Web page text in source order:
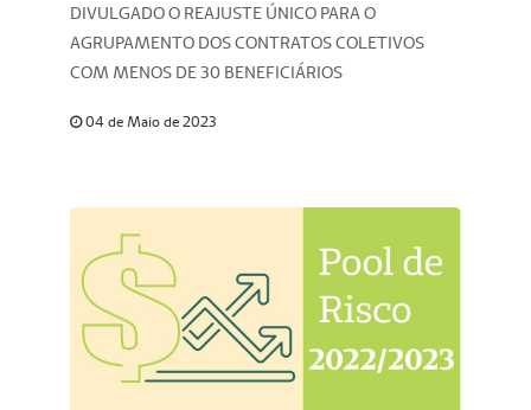
DIVULGADO O REAJUSTE ÚNICO PARA O
AGRUPAMENTO DOS CONTRATOS COLETIVOS
COM MENOS DE 30 BENEFICIÁRIOS
04 de Maio de 2023